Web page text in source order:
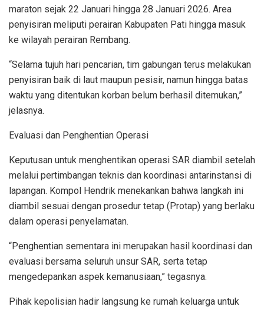
maraton sejak 22 Januari hingga 28 Januari 2026. Area
penyisiran meliputi perairan Kabupaten Pati hingga masuk
ke wilayah perairan Rembang.
“Selama tujuh hari pencarian, tim gabungan terus melakukan
penyisiran baik di laut maupun pesisir, namun hingga batas
waktu yang ditentukan korban belum berhasil ditemukan,”
jelasnya.
Evaluasi dan Penghentian Operasi
Keputusan untuk menghentikan operasi SAR diambil setelah
melalui pertimbangan teknis dan koordinasi antarinstansi di
lapangan. Kompol Hendrik menekankan bahwa langkah ini
diambil sesuai dengan prosedur tetap (Protap) yang berlaku
dalam operasi penyelamatan.
“Penghentian sementara ini merupakan hasil koordinasi dan
evaluasi bersama seluruh unsur SAR, serta tetap
mengedepankan aspek kemanusiaan,” tegasnya.
Pihak kepolisian hadir langsung ke rumah keluarga untuk